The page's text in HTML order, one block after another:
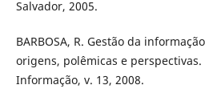
Salvador, 2005.
BARBOSA, R. Gestão da
origens, polêmicas e
Informação, v. 13, 2008.